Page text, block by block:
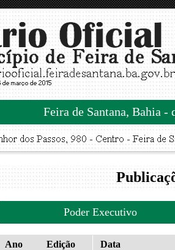
Feira de Santana, Bahia -
Poder Executivo
Ano Edição
Data